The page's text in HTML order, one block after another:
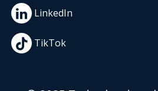
LinkedIn
TikTok